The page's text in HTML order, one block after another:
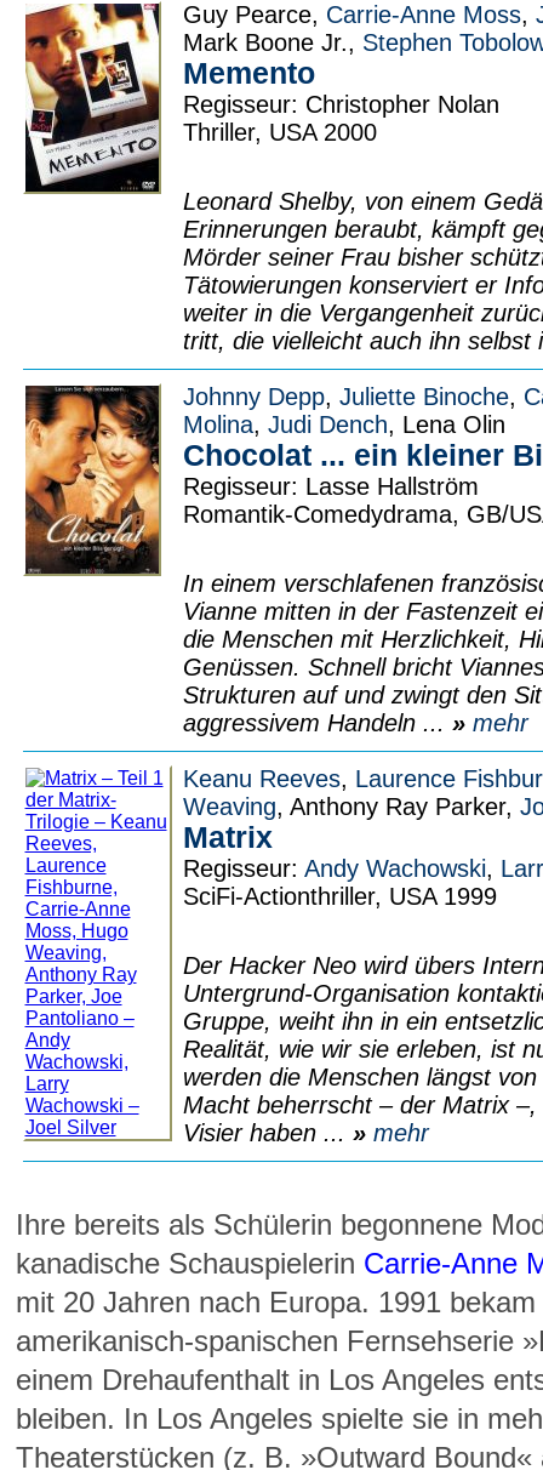
Guy Pearce, Carrie-Anne Moss,
Mark Boone Jr., Stephen
Memento
Regisseur: Christopher Nolan
Thriller, USA 2000
Leonard Shelby, von einem
Erinnerungen beraubt, kämpft
Mörder seiner Frau bisher
Tätowierungen konserviert er
weiter in die Vergangenheit
tritt, die vielleicht auch ihn
Johnny Depp, Juliette Binoche,
Molina, Judi Dench, Lena Olin
Chocolat ... ein kleiner
Regisseur: Lasse Hallström
Romantik-Comedydrama, GB/
In einem verschlafenen
Vianne mitten in der Fastenzeit
die Menschen mit Herzlichkeit,
Genüssen. Schnell bricht
Strukturen auf und zwingt den
aggressivem Handeln ... » mehr
Keanu Reeves, Laurence
Weaving, Anthony Ray Parker,
Matrix
Regisseur: Andy Wachowski,
SciFi-Actionthriller, USA 1999
Der Hacker Neo wird übers
Untergrund-Organisation
Gruppe, weiht ihn in ein
Realität, wie wir sie erleben, ist
werden die Menschen längst
Macht beherrscht – der Matrix
Visier haben ... » mehr
Ihre bereits als Schülerin begonnene
kanadische Schauspielerin Carrie-Anne
mit 20 Jahren nach Europa. 1991
amerikanisch-spanischen Fernsehserie
einem Drehaufenthalt in Los Angeles
bleiben. In Los Angeles spielte sie in
Theaterstücken (z. B. »Outward